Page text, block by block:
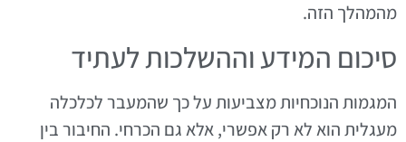
מהמהלך הזה.
סיכום המידע וההשלכות לעתיד
המגמות הנוכחיות מצביעות על כך שהמעבר לכלכלה
מעגלית הוא לא רק אפשרי, אלא גם הכרחי. החיבור בין